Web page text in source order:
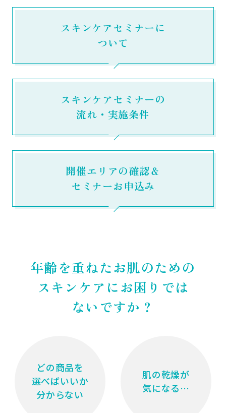
スキンケアセミナーに
ついて
スキンケアセミナーの
流れ・実施条件
開催エリアの確認＆
セミナーお申込み
年齢を重ねたお肌のための
スキンケアにお困りでは
ないですか？
どの商品を
選べばいいか
分からない
肌の乾燥が
気になる…